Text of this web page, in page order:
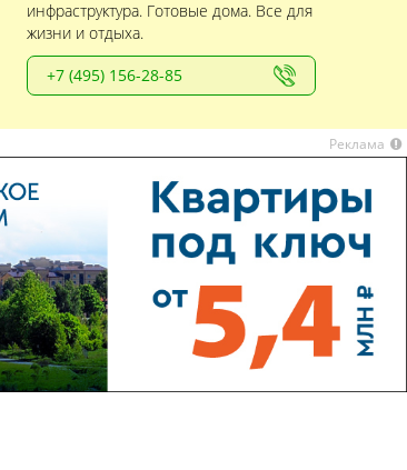
инфраструктура. Готовые дома. Все для
жизни и отдыха.
+7 (495) 156-28-85
Реклама